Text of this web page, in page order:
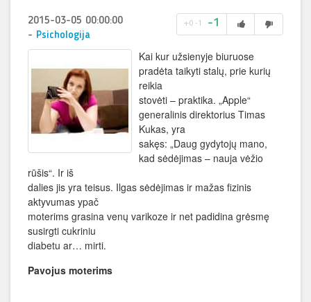
+0 -1 -1
2015-03-05 00:00:00
- Psichologija
Kai kur užsienyje biuruose
pradėta taikyti stalų, prie kurių
reikia
stovėti – praktika. „Apple“
generalinis direktorius Timas
Kukas, yra
sakęs: „Daug gydytojų mano,
kad sėdėjimas – nauja vėžio
rūšis“. Ir iš
dalies jis yra teisus. Ilgas sėdėjimas ir mažas fizinis
aktyvumas ypač
moterims grasina venų varikoze ir net padidina grėsmę
susirgti cukriniu
diabetu ar… mirti.
Pavojus moterims